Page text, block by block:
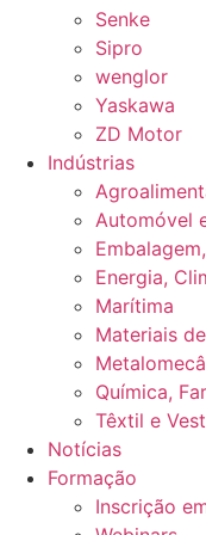
Senke
Sipro
wenglor
Yaskawa
ZD Motor
Indústrias
Automóvel
Energia,
Marítima
Materiais
Química,
Têxtil e
Notícias
Formação
Inscrição